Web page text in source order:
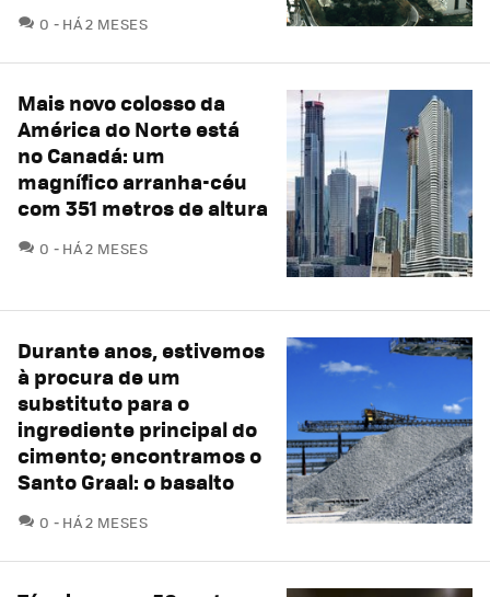
0 COMENTÁRIOS
HÁ 2 MESES
Mais novo colosso da
América do Norte está
no Canadá: um
magnífico arranha-céu
com 351 metros de altura
0 COMENTÁRIOS
HÁ 2 MESES
Durante anos, estivemos
à procura de um
substituto para o
ingrediente principal do
cimento; encontramos o
Santo Graal: o basalto
0 COMENTÁRIOS
HÁ 2 MESES